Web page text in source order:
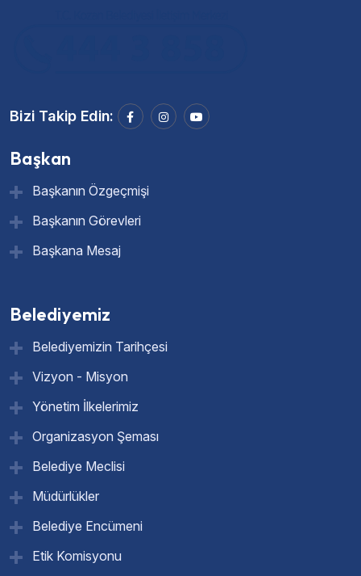
Bizi Takip Edin:
Başkan
Başkanın Özgeçmişi
Başkanın Görevleri
Başkana Mesaj
Belediyemiz
Belediyemizin Tarihçesi
Vizyon - Misyon
Yönetim İlkelerimiz
Organizasyon Şeması
Belediye Meclisi
Müdürlükler
Belediye Encümeni
Etik Komisyonu